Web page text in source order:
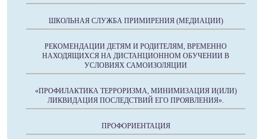
ШКОЛЬНАЯ СЛУЖБА ПРИМИРЕНИЯ (МЕДИАЦИИ)
РЕКОМЕНДАЦИИ ДЕТЯМ И РОДИТЕЛЯМ, ВРЕМЕННО
НАХОДЯЩИХСЯ НА ДИСТАНЦИОННОМ ОБУЧЕНИИ В
УСЛОВИЯХ САМОИЗОЛЯЦИИ
«ПРОФИЛАКТИКА ТЕРРОРИЗМА, МИНИМИЗАЦИЯ И(ИЛИ)
ЛИКВИДАЦИЯ ПОСЛЕДСТВИЙ ЕГО ПРОЯВЛЕНИЯ».
ПРОФОРИЕНТАЦИЯ